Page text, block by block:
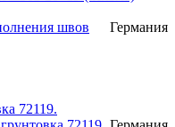
Германия
швов